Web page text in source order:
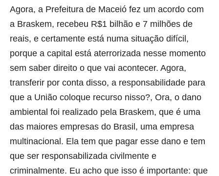
Agora, a Prefeitura de Maceió fez um acordo com
a Braskem, recebeu R$1 bilhão e 7 milhões de
reais, e certamente está numa situação difícil,
porque a capital está aterrorizada nesse momento
sem saber direito o que vai acontecer. Agora,
transferir por conta disso, a responsabilidade para
que a União coloque recurso nisso?, Ora, o dano
ambiental foi realizado pela Braskem, que é uma
das maiores empresas do Brasil, uma empresa
multinacional. Ela tem que pagar esse dano e tem
que ser responsabilizada civilmente e
criminalmente. Eu acho que isso é importante: que